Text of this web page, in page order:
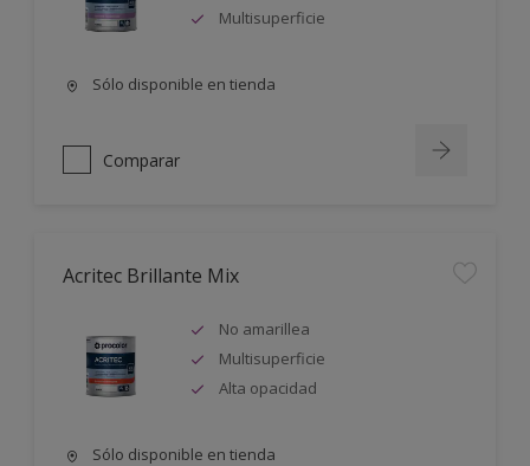
Multisuperficie
Sólo disponible en tienda
Comparar
Acritec Brillante Mix
No amarillea
Multisuperficie
Alta opacidad
Sólo disponible en tienda